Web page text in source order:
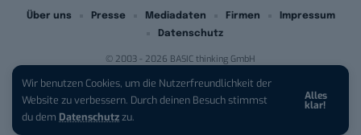
Wir benutzen Cookies, um die Nutzerfreundlichkeit der
Website zu verbessern. Durch deinen Besuch stimmst
du dem Datenschutzzu.
Alles
klar!
© 2003 - 2026 BASIC thinking GmbH
Über uns Presse Mediadaten Firmen
Impressum
Datenschutz
iPhone 17 Pro sichern:Für 1 € +
200 € Hardware-Bonus!